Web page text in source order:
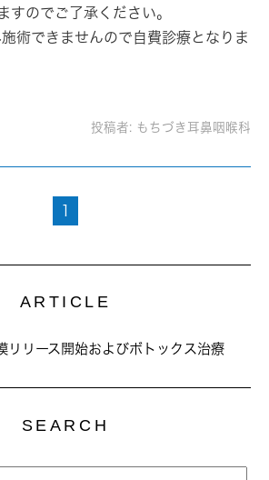
すのでご了承ください。
術できませんので自費診療となりま
投稿者: もちづき耳鼻咽喉科
1
ARTICLE
リリース開始およびボトックス治療
SEARCH